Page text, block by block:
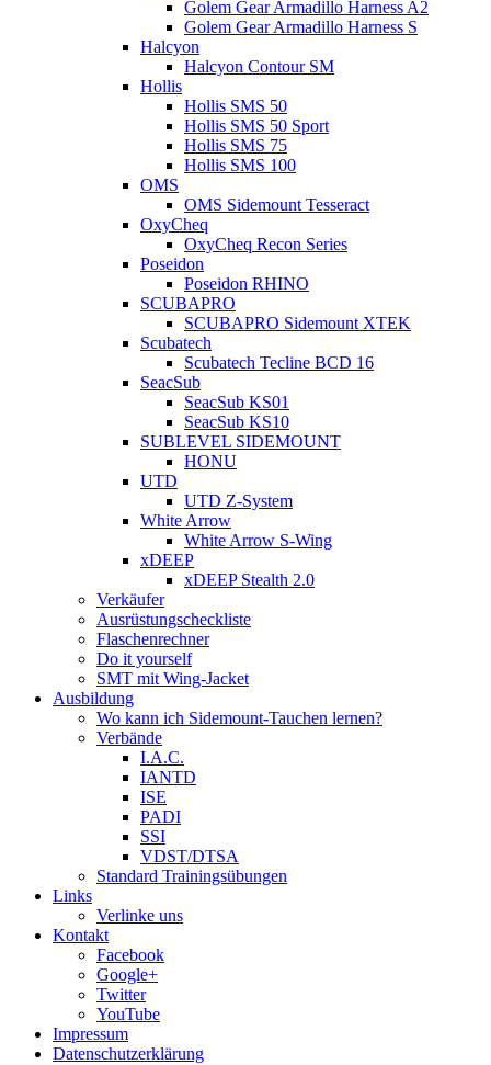
Golem Gear Armadillo Harness A2
Golem Gear Armadillo Harness S
Halcyon
Halcyon Contour SM
Hollis
Hollis SMS 50
Hollis SMS 50 Sport
Hollis SMS 75
Hollis SMS 100
OMS
OMS Sidemount Tesseract
OxyCheq
OxyCheq Recon Series
Poseidon
Poseidon RHINO
SCUBAPRO
SCUBAPRO Sidemount XTEK
Scubatech
Scubatech Tecline BCD 16
SeacSub
SeacSub KS01
SeacSub KS10
SUBLEVEL SIDEMOUNT
HONU
UTD
UTD Z-System
White Arrow
White Arrow S-Wing
xDEEP
xDEEP Stealth 2.0
Verkäufer
Ausrüstungscheckliste
Flaschenrechner
Do it yourself
SMT mit Wing-Jacket
Ausbildung
Wo kann ich Sidemount-Tauchen lernen?
Verbände
I.A.C.
IANTD
ISE
PADI
SSI
VDST/DTSA
Standard Trainingsübungen
Links
Verlinke uns
Kontakt
Facebook
Google+
Twitter
YouTube
Impressum
Datenschutzerklärung